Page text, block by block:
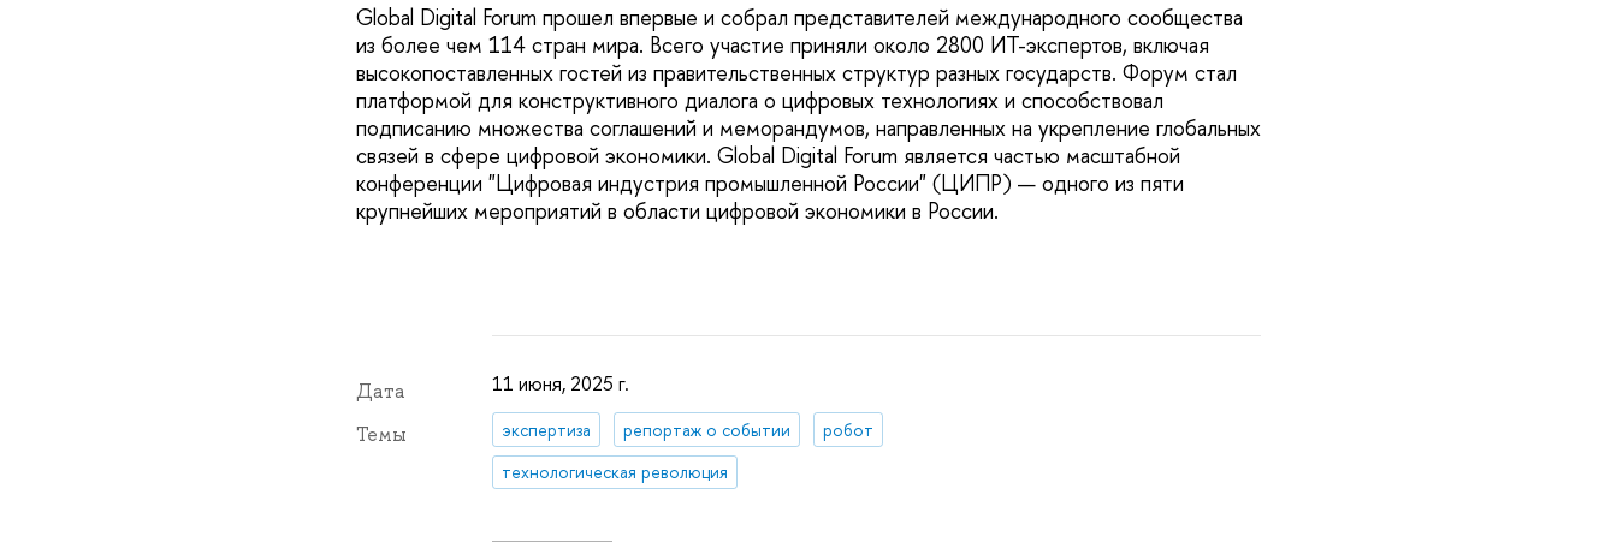
Global Digital Forum прошел впервые и собрал представителей международного сообщества
из более чем 114 стран мира. Всего участие приняли около 2800 ИТ-экспертов, включая
высокопоставленных гостей из правительственных структур разных государств. Форум стал
платформой для конструктивного диалога о цифровых технологиях и способствовал
подписанию множества соглашений и меморандумов, направленных на укрепление глобальных
связей в сфере цифровой экономики. Global Digital Forum является частью масштабной
конференции "Цифровая индустрия промышленной России" (ЦИПР) — одного из пяти
крупнейших мероприятий в области цифровой экономики в России.
Дата 11 июня, 2025 г.
Темы экспертиза репортаж о событии
робот
технологическая революция